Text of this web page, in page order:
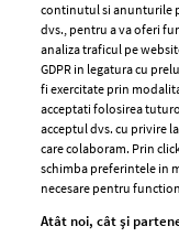
Dolly Parton și-a anulat
continutul si anunturile
dvs., pentru a va oferi
analiza traficul pe
GDPR in legatura cu
fi exercitate prin
acceptati folosirea
acceptul dvs. cu privire
care colaboram. Prin click
schimba preferintele in
necesare pentru
Atât noi, cât și